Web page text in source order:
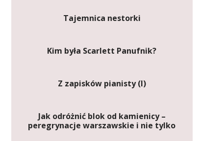
Tajemnica nestorki
Kim była Scarlett Panufnik?
Z zapisków pianisty (I)
Jak odróżnić blok od kamienicy –
peregrynacje warszawskie i nie tylko